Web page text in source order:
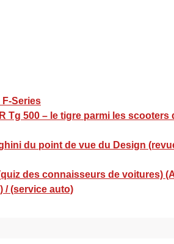
Series
Tg 500 – le tigre parmi les scooters
du point de vue du Design
des connaisseurs de voitures)
/ (service auto)